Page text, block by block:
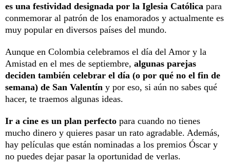
es una festividad designada por la Iglesia Católica para
conmemorar al patrón de los enamorados y actualmente es
muy popular en diversos países del mundo.
Aunque en Colombia celebramos el día del Amor y la
Amistad en el mes de septiembre, algunas parejas
deciden también celebrar el día (o por qué no el fin de
semana) de San Valentín y por eso, si aún no sabes qué
hacer, te traemos algunas ideas.
Ir a cine es un plan perfecto para cuando no tienes
mucho dinero y quieres pasar un rato agradable. Además,
hay películas que están nominadas a los premios Óscar y
no puedes dejar pasar la oportunidad de verlas.